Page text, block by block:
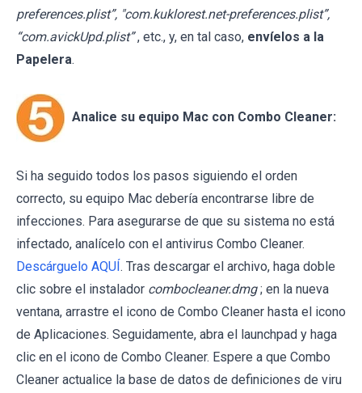
preferences.plist”, "com.kuklorest.net-preferences.plist”,
“com.avickUpd.plist” , etc., y, en tal caso, envíelos a la
Papelera.
Analice su equipo Mac con Combo Cleaner:
Si ha seguido todos los pasos siguiendo el orden
correcto, su equipo Mac debería encontrarse libre de
infecciones. Para asegurarse de que su sistema no está
infectado, analícelo con el antivirus Combo Cleaner.
Descárguelo AQUÍ. Tras descargar el archivo, haga doble
clic sobre el instalador combocleaner.dmg ; en la nueva
ventana, arrastre el icono de Combo Cleaner hasta el icono
de Aplicaciones. Seguidamente, abra el launchpad y haga
clic en el icono de Combo Cleaner. Espere a que Combo
Cleaner actualice la base de datos de definiciones de viru